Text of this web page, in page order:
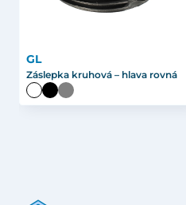
GL
Záslepka kruhová – hlava rovná